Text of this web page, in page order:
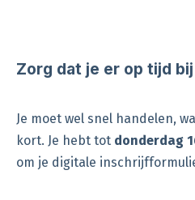
Zorg dat je er op tijd
Je moet wel snel handelen,
kort. Je hebt tot donderdag
om je digitale